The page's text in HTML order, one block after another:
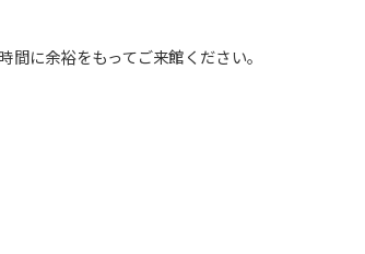
に余裕をもってご来館ください。